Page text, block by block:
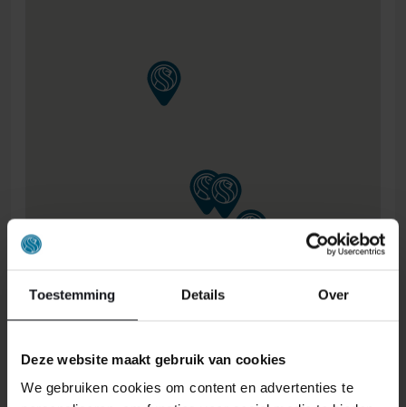
Toestemming Details Over
Deze website maakt gebruik van cookies
We gebruiken cookies om content en advertenties te
ONS RETOURBELEID